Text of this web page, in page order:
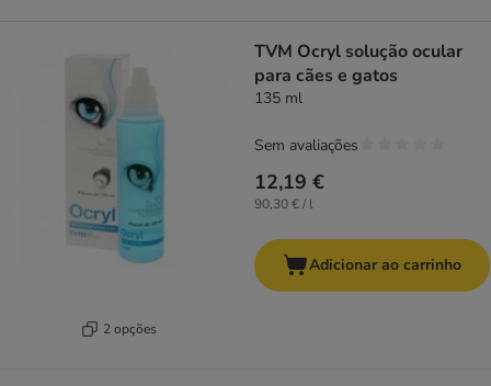
2 opções
TVM Ocryl solução ocular
para cães e gatos
135 ml
12,19 €
90,30 € / l
Sem avaliações
Adicionar ao carrinho